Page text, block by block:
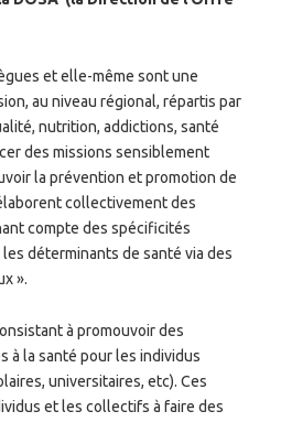
et elle-même sont une
au niveau régional, répartis par
nutrition, addictions, santé
des missions sensiblement
la prévention et promotion de
collectivement des
compte des spécificités
déterminants de santé via des
».
à promouvoir des
à la santé pour les individus
universitaires, etc). Ces
et les collectifs à faire des